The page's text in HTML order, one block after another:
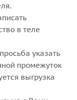
в теле
указать
промежуток
выгрузка